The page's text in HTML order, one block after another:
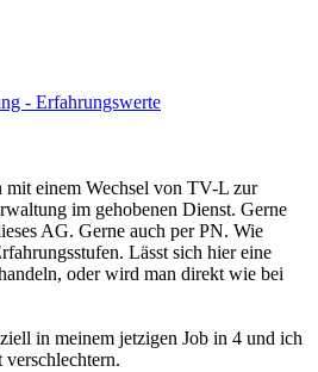
- Erfahrungswerte
mit einem Wechsel von TV-L zur
im gehobenen Dienst. Gerne
AG. Gerne auch per PN. Wie
Lässt sich hier eine
oder wird man direkt wie bei
in meinem jetzigen Job in 4 und ich